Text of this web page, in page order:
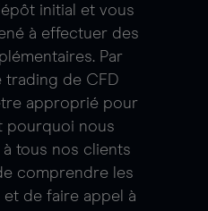
initial et vous
à effectuer des
Par
trading de CFD
approprié pour
pourquoi nous
tous nos clients
comprendre les
de faire appel à